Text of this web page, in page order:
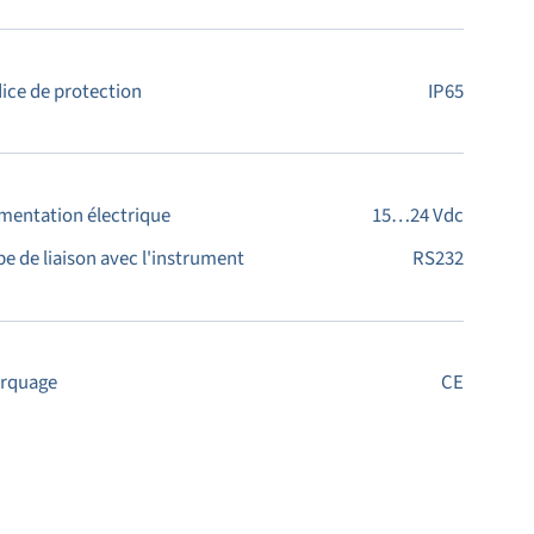
de protection IP65
électrique
15…24 Vdc
de liaison avec l'instrument
RS232
CE